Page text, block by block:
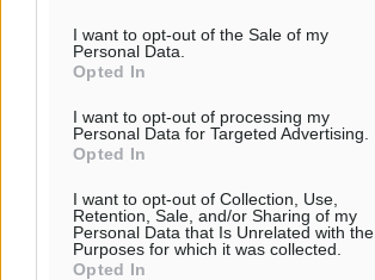
I want to opt-out of the Sale of my
Personal Data.
Opted In
I want to opt-out of processing my
Personal Data for Targeted Advertising.
Opted In
I want to opt-out of Collection, Use,
Retention, Sale, and/or Sharing of my
Personal Data that Is Unrelated with the
Purposes for which it was collected.
Opted In
26°
πρόγνωση: